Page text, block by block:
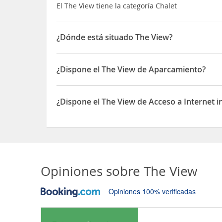
El The View tiene la categoría Chalet
¿Dónde está situado The View?
El The View está situado en Hjellhaugmarka 57
¿Dispone el The View de Aparcamiento?
Sí, el The View dispone de Aparcamiento
¿Dispone el The View de Acceso a Internet
Opiniones sobre The View
Opiniones 100% verificadas